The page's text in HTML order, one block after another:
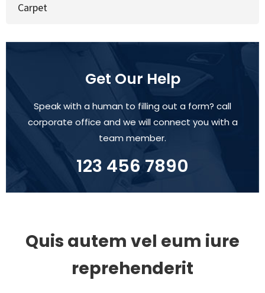
Carpet
Get Our Help
Speak with a human to filling out a form? call
corporate office and we will connect you with a
team member.
123 456 7890
Quis autem vel eum iure
reprehenderit